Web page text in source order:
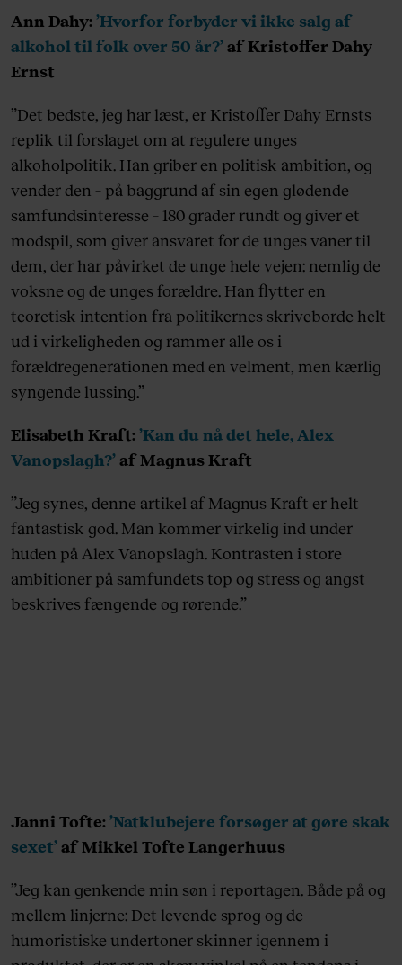
Ann Dahy: ’Hvorfor forbyder vi ikke salg af
alkohol til folk over 50 år?’af Kristoffer Dahy
Ernst
”Det bedste, jeg har læst, er Kristoffer Dahy Ernsts
replik til forslaget om at regulere unges
alkoholpolitik. Han griber en politisk ambition, og
vender den – på baggrund af sin egen glødende
samfundsinteresse – 180 grader rundt og giver et
modspil, som giver ansvaret for de unges vaner til
dem, der har påvirket de unge hele vejen: nemlig de
voksne og de unges forældre. Han flytter en
teoretisk intention fra politikernes skriveborde helt
ud i virkeligheden og rammer alle os i
forældregenerationen med en velment, men kærlig
syngende lussing.”
Elisabeth Kraft: ’Kan du nå det hele, Alex
Vanopslagh?’af Magnus Kraft
”Jeg synes, denne artikel af Magnus Kraft er helt
fantastisk god. Man kommer virkelig ind under
huden på Alex Vanopslagh. Kontrasten i store
ambitioner på samfundets top og stress og angst
beskrives fængende og rørende.”
Janni Tofte: ’Natklubejere forsøger at gøre skak
sexet’af Mikkel Tofte Langerhuus
”Jeg kan genkende min søn i reportagen. Både på og
mellem linjerne: Det levende sprog og de
humoristiske undertoner skinner igennem i